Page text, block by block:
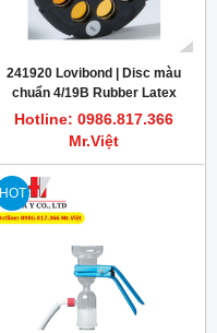
241920 Lovibond | Disc màu
chuẩn 4/19B Rubber Latex
Hotline: 0986.817.366
Mr.Việt
HOT